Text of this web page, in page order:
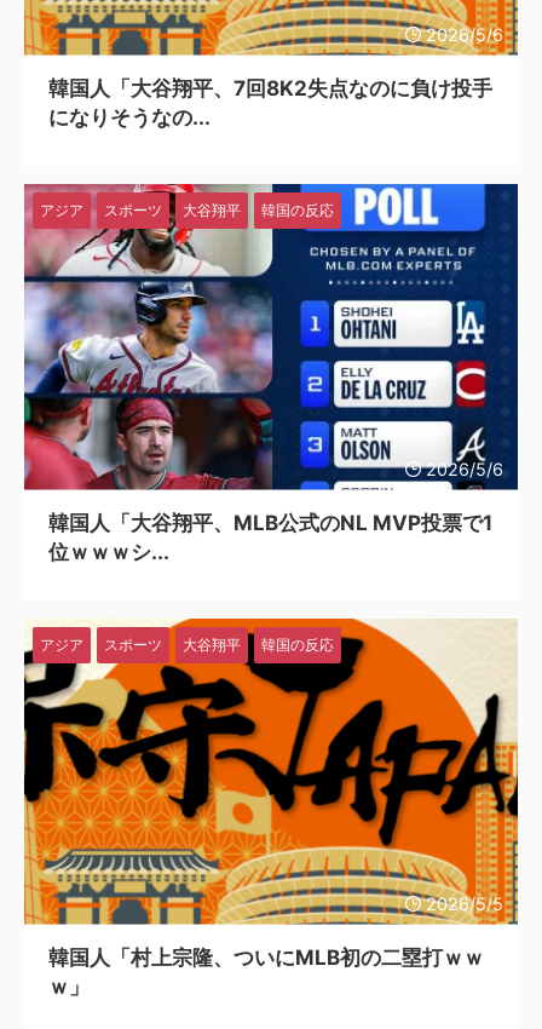
2026/5/6
韓国人「大谷翔平、7回8K2失点なのに負け投手
になりそうなの...
2026/5/6
アジア スポーツ 大谷翔平 韓国の反応
韓国人「大谷翔平、MLB公式のNL MVP投票で1
位ｗｗｗシ...
2026/5/5
アジア スポーツ 大谷翔平 韓国の反応
韓国人「村上宗隆、ついにMLB初の二塁打ｗｗ
ｗ」